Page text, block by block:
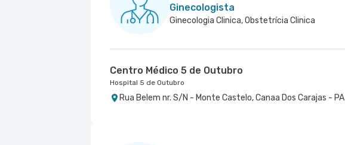
Ginecologista
Ginecologia Clinica, Obstetrícia Clinica
Centro Médico 5 de Outubro
Hospital 5 de Outubro
Rua Belem nr. S/N - Monte Castelo, Canaa Dos Carajas - PA